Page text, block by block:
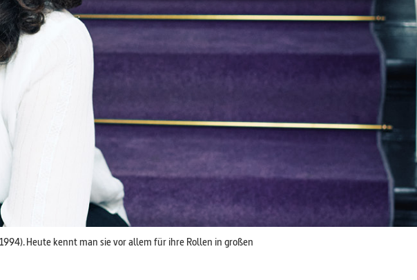
Heute kennt man sie vor allem für ihre Rollen in großen